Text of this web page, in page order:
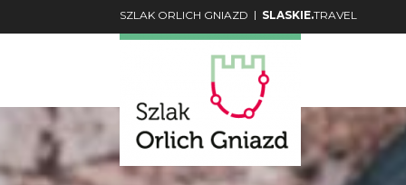
SZLAK ORLICH GNIAZD | SLASKIE.TRAVEL